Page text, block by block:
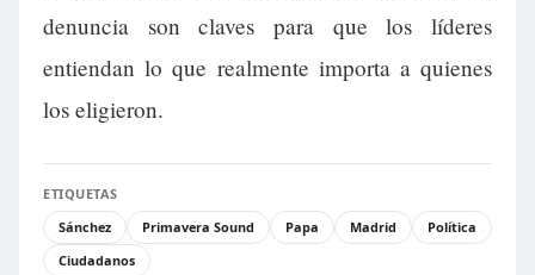
denuncia son claves para que los líderes
entiendan lo que realmente importa a quienes
los eligieron.
ETIQUETAS
Sánchez
Primavera Sound Papa Madrid
Política
Ciudadanos